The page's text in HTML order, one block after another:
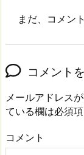
まだ、コメン
コメント
メールアドレス
ている欄は必須
コメント